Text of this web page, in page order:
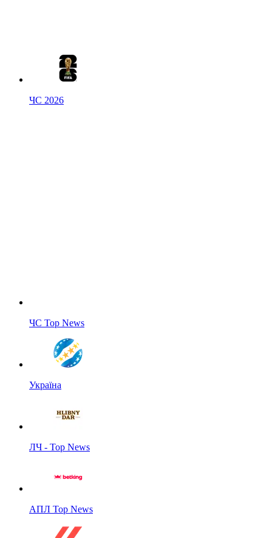
ЧС 2026
ЧС Top News
Україна
ЛЧ - Top News
АПЛ Top News